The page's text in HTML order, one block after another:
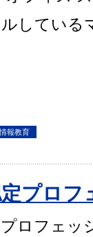
している
報教育
プロフ
ロフェッ